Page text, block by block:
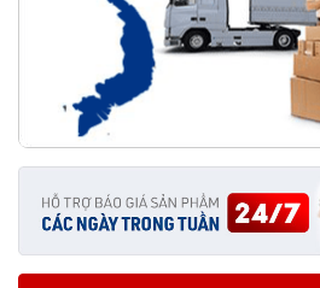
3. FortiGate 900G có yêu cầu đội IT
Có, nhưng giao diện FortiOS giúp
quan.
4. Có thể triển khai FortiGate 900G
Hoàn toàn có, đây là mô hình triển
này.
5. Khi nào nên chọn 900G thay vì